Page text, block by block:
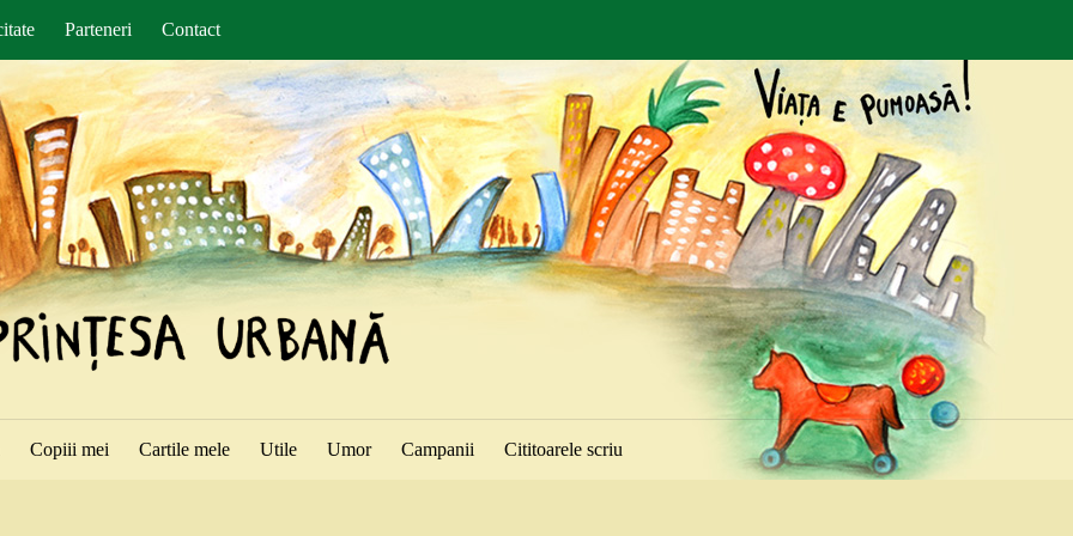
Parteneri Contact
Copiii mei Cartile mele Utile Umor Campanii Cititoarele scriu